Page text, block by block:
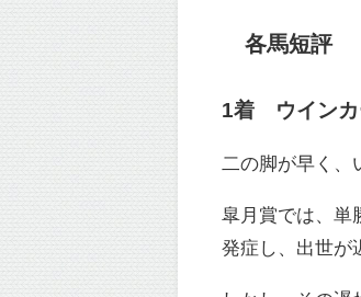
各馬短評
1着 ウインカ
二の脚が早く、
皐月賞では、単
発症し、出世が